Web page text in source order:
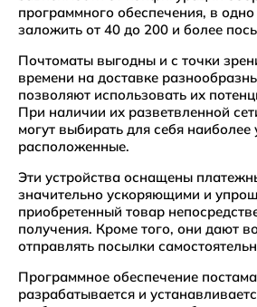
программного обеспечения, в
заложить от 40 до 200 и более
Почтоматы выгодны и с точки
времени на доставке
позволяют использовать их
При наличии их разветвленной
могут выбирать для себя наиболее
расположенные.
Эти устройства оснащены
значительно ускоряющими и
приобретенный товар
получения. Кроме того, они дают
отправлять посылки
Программное обеспечение
разрабатывается и